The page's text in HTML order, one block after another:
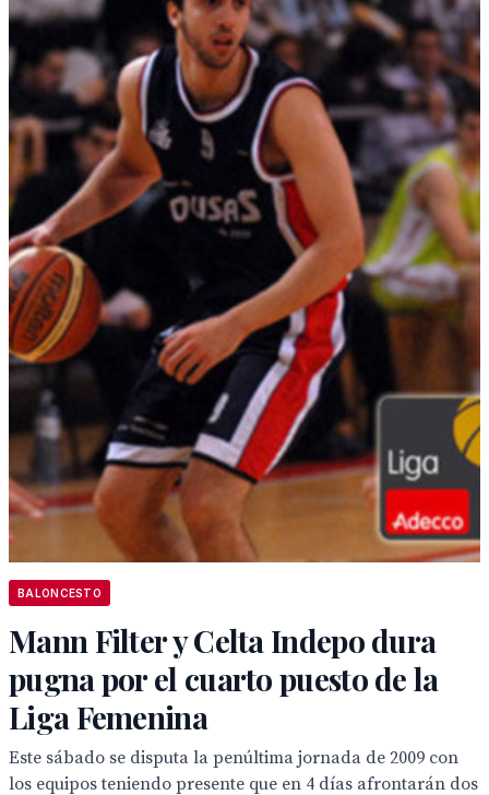
BALONCESTO
Mann Filter y Celta Indepo dura
pugna por el cuarto puesto de la
Liga Femenina
Este sábado se disputa la penúltima jornada de 2009 con
los equipos teniendo presente que en 4 días afrontarán dos